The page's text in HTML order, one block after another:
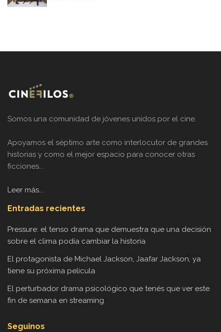
Somos una comunidad de jóvenes unidos por el cine.
Apoyamos el séptimo arte como interlocutor de grandes
historias y como el mejor espacio para conocer otras
ficciones...
Leer más...
Entradas recientes
Pressure: el tenso drama que demuestra que una decisión
sobre el clima podía cambiar la historia
El protagonista de Michael Jackson, Jaafar Jackson, ya
tiene su próxima película
El perturbador drama psicológico que tenés que ver este
fin de semana en streaming
Seguinos